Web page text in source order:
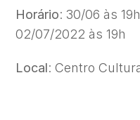
Horário: 30/06 às
02/07/2022 às 19h
Local: Centro